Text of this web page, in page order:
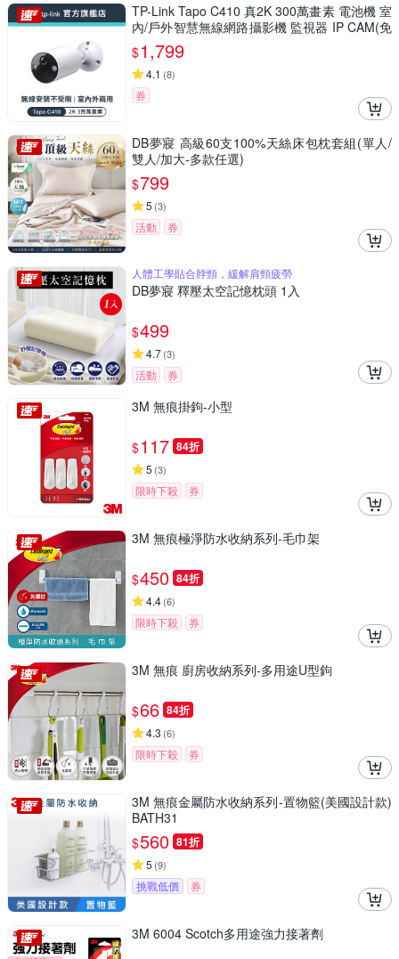
TP-Link Tapo C410 真2K 300萬畫素 電池機 室
內/戶外智慧無線網路攝影機 監視器 IP CAM(免
網關/全彩夜視/防水)
$1,799
4.1 (8)
券
DB夢寢 高級60支100%天絲床包枕套組(單人/
雙人/加大-多款任選)
$799
5 (3)
活動 券
人體工學貼合脖頸，緩解肩頸疲勞
DB夢寢 釋壓太空記憶枕頭 1入
$499
4.7(3)
活動 券
3M 無痕掛鉤-小型
$117 84折
5 (3)
限時下殺 券
3M 無痕極淨防水收納系列-毛巾架
$450 84折
4.4(6)
限時下殺 券
3M 無痕 廚房收納系列-多用途U型鉤
$66 84折
4.3 (6)
限時下殺 券
3M 無痕金屬防水收納系列-置物籃(美國設計款)
BATH31
$560 81折
5 (9)
挑戰低價 券
3M 6004 Scotch多用途強力接著劑